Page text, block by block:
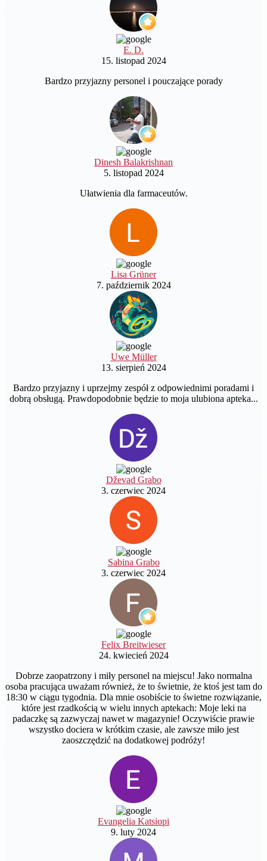
E. D.
15. listopad 2024
Bardzo przyjazny personel i pouczające porady
Dinesh Balakrishnan
5. listopad 2024
Ułatwienia dla farmaceutów.
Lisa Grüner
7. październik 2024
Uwe Müller
13. sierpień 2024
Bardzo przyjazny i uprzejmy zespół z odpowiednimi poradami i
dobrą obsługą. Prawdopodobnie będzie to moja ulubiona apteka...
Dževad Grabo
3. czerwiec 2024
Sabina Grabo
3. czerwiec 2024
Felix Breitwieser
24. kwiecień 2024
Dobrze zaopatrzony i miły personel na miejscu! Jako normalna
osoba pracująca uważam również, że to świetnie, że ktoś jest tam do
18:30 w ciągu tygodnia. Dla mnie osobiście to świetne rozwiązanie,
które jest rzadkością w wielu innych aptekach: Moje leki na
padaczkę są zazwyczaj nawet w magazynie! Oczywiście prawie
wszystko dociera w krótkim czasie, ale zawsze miło jest
zaoszczędzić na dodatkowej podróży!
Evangelia Katsiopi
9. luty 2024